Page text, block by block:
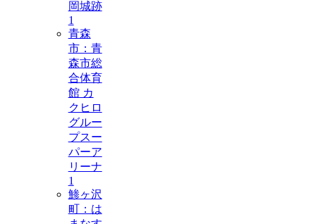
岡城跡
1
青森
市：青
森市総
合体育
館 カ
クヒロ
グルー
プスー
パーア
リーナ
1
鯵ヶ沢
町：は